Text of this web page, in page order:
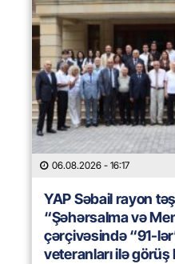
06.08.2026 - 16:17
YAP Səbail rayon
“Şəhərsalma və
çərçivəsində “91-
veteranları ilə görüş